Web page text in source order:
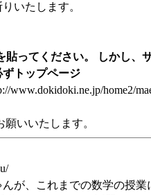
いたします。
ってください。 しかし、
トップページ
www.dokidoki.ne.jp/home2/
いいたします。
、これまでの数学の授業